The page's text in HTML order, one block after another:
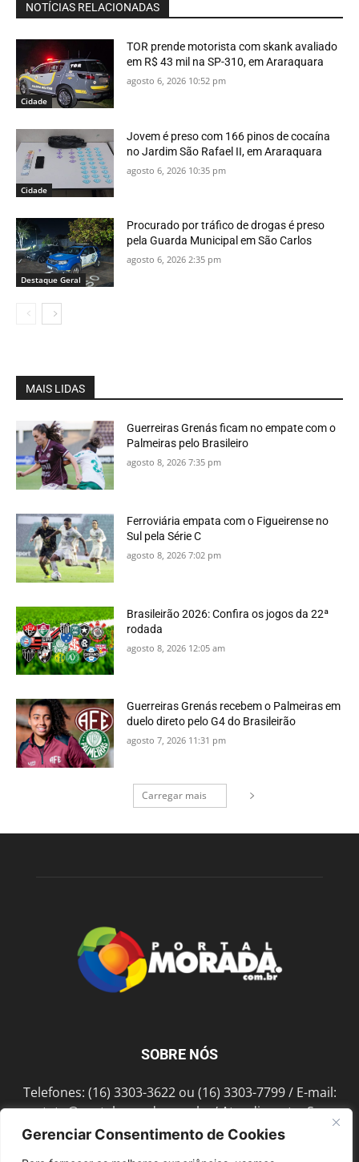
Gerenciar Consentimento de Cookies
NOTÍCIAS RELACIONADAS
Cidade
TOR prende motorista com skank avaliado
em R$ 43 mil na SP-310, em Araraquara
agosto 6, 2026 10:52 pm
Cidade
Jovem é preso com 166 pinos de cocaína
no Jardim São Rafael II, em Araraquara
agosto 6, 2026 10:35 pm
Destaque Geral
Procurado por tráfico de drogas é preso
pela Guarda Municipal em São Carlos
agosto 6, 2026 2:35 pm
MAIS LIDAS
Guerreiras Grenás ficam no empate com o
Palmeiras pelo Brasileiro
agosto 8, 2026 7:35 pm
Ferroviária empata com o Figueirense no
Sul pela Série C
agosto 8, 2026 7:02 pm
Brasileirão 2026: Confira os jogos da 22ª
rodada
agosto 8, 2026 12:05 am
Guerreiras Grenás recebem o Palmeiras em
duelo direto pelo G4 do Brasileirão
agosto 7, 2026 11:31 pm
Carregar mais
SOBRE NÓS
Telefones: (16) 3303-3622 ou (16) 3303-7799 / E-mail:
contato@portalmorada.com.br/ Atendimento: Seg a
Sex das 8h às 18h / Endereço: Av. Bento de Abreu, 889